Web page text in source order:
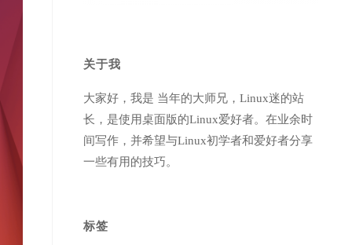
关于我
大家好，我是 当年的大师兄，Linux迷的站
长，是使用桌面版的Linux爱好者。在业余时
间写作，并希望与Linux初学者和爱好者分享
一些有用的技巧。
标签